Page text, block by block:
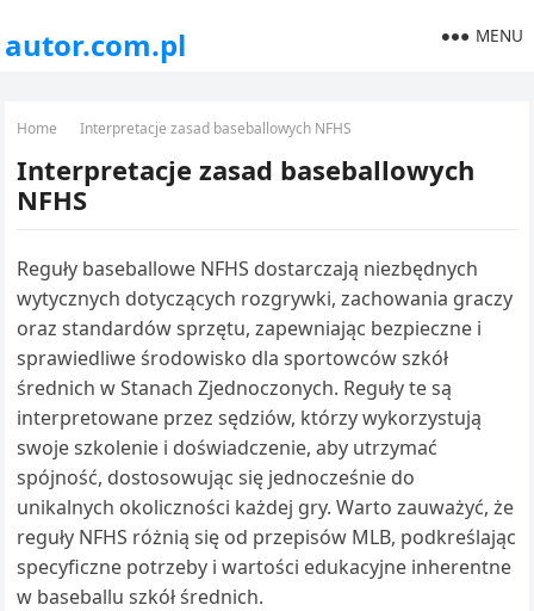
autor.com.pl MENU
Home Interpretacje zasad baseballowych NFHS
Interpretacje zasad baseballowych
NFHS
Reguły baseballowe NFHS dostarczają niezbędnych
wytycznych dotyczących rozgrywki, zachowania graczy
oraz standardów sprzętu, zapewniając bezpieczne i
sprawiedliwe środowisko dla sportowców szkół
średnich w Stanach Zjednoczonych. Reguły te są
interpretowane przez sędziów, którzy wykorzystują
swoje szkolenie i doświadczenie, aby utrzymać
spójność, dostosowując się jednocześnie do
unikalnych okoliczności każdej gry. Warto zauważyć, że
reguły NFHS różnią się od przepisów MLB, podkreślając
specyficzne potrzeby i wartości edukacyjne inherentne
w baseballu szkół średnich.